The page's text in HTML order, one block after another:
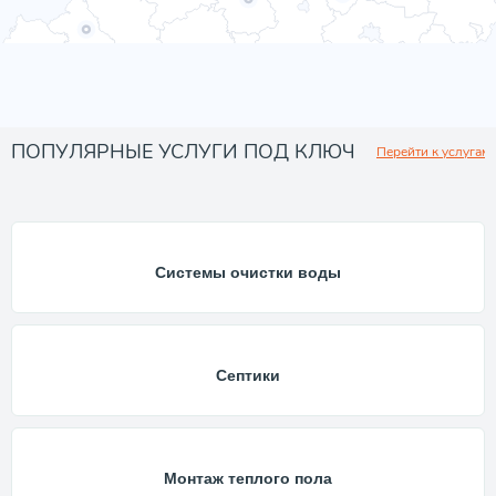
ПОПУЛЯРНЫЕ УСЛУГИ ПОД КЛЮЧ Перейти к услугам
Системы очистки воды
Септики
Монтаж теплого пола